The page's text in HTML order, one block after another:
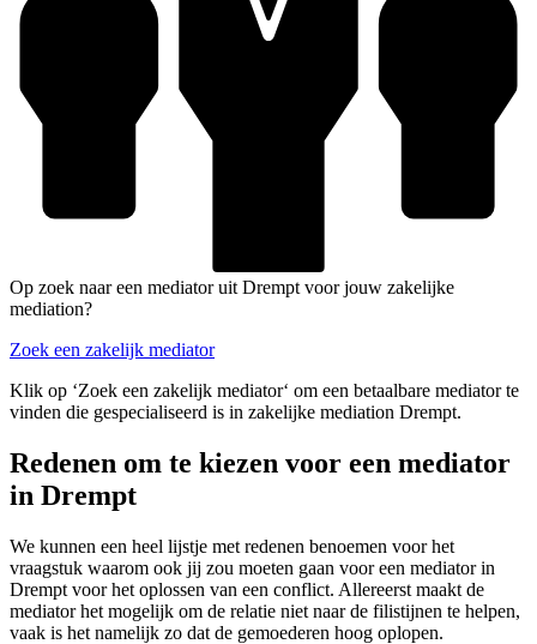
Op zoek naar een mediator uit Drempt voor jouw zakelijke
mediation?
Zoek een zakelijk mediator
Klik op ‘Zoek een zakelijk mediator‘ om een betaalbare mediator te
vinden die gespecialiseerd is in zakelijke mediation Drempt.
Redenen om te kiezen voor een mediator
in Drempt
We kunnen een heel lijstje met redenen benoemen voor het
vraagstuk waarom ook jij zou moeten gaan voor een mediator in
Drempt voor het oplossen van een conflict. Allereerst maakt de
mediator het mogelijk om de relatie niet naar de filistijnen te helpen,
vaak is het namelijk zo dat de gemoederen hoog oplopen.